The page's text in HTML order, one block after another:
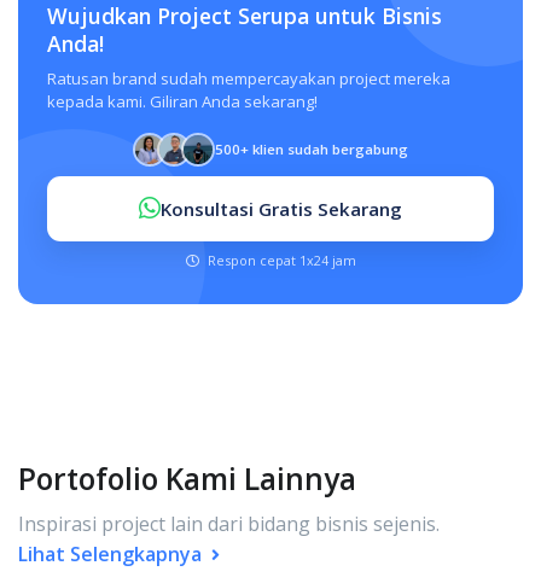
Wujudkan Project Serupa untuk Bisnis
Anda!
Ratusan brand sudah mempercayakan project mereka
kepada kami. Giliran Anda sekarang!
500+ klien sudah bergabung
Konsultasi Gratis Sekarang
Respon cepat 1x24 jam
Portofolio Kami Lainnya
Inspirasi project lain dari bidang bisnis sejenis.
Lihat Selengkapnya